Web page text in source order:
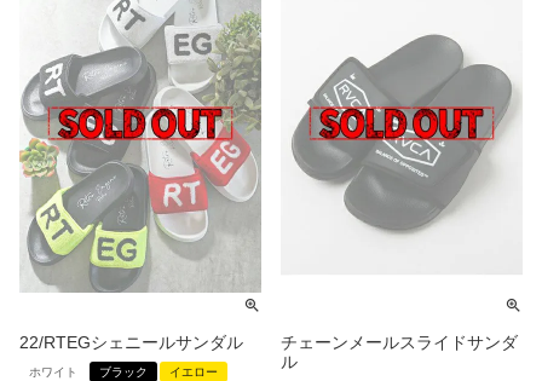
22/RTEGシェニールサンダル
ホワイト ブラック
イエロー
チェーンメールスライドサンダ
ル